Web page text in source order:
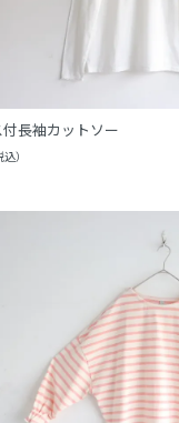
付長袖カットソー
）